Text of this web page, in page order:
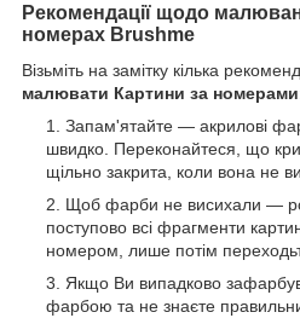
Рекомендації щодо
номерах Brushme
Візьміть на замітку кілька
малювати Картини за номерами
Запам'ятайте — акрилові
швидко. Переконайтеся, що
щільно закрита, коли вона не
Щоб фарби не висихали —
поступово всі фрагменти
номером, лише потім
Якщо Ви випадково
фарбою та не знаєте